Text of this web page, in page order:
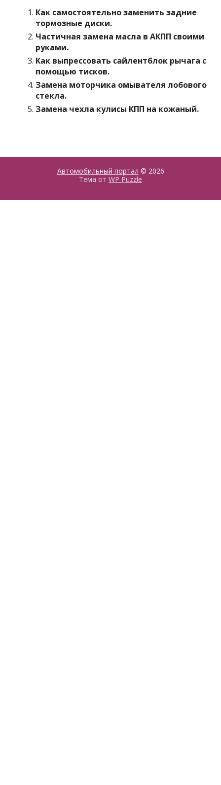
Как самостоятельно заменить задние
тормозные диски.
Частичная замена масла в АКПП своими
руками.
Как выпрессовать сайлентблок рычага с
помощью тисков.
Замена моторчика омывателя лобового
стекла.
Замена чехла кулисы КПП на кожаный.
Автомобильный портал © 2026
Тема от WP Puzzle